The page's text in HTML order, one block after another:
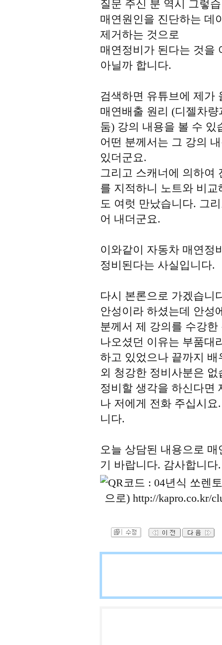
질문 주신 분 역시 그렇
매연원인을 진단하는 데
제거하는 것으로
매연정비가 된다는 것을
아닐까 합니다.
검색하면 유튜브에 제가
매연배출 원리 (디젤차
둠) 강의 내용을 볼 수 있
어떤 분께서는 그 강의
있더군요.
그리고 스캐너에 의하여
를 지적하니 노트와 비
도 여럿 만났습니다. 그
어 내더군요.
이와같이 자동차 매연정
정비된다는 사실입니다.
다시 본론으로 가겠습니
안성이라 하셨는데 안성
분께서 제 강의를 수강
나오셨던 이유는 부품대
하고 있었으나 끝까지
외 청강한 정비사분은
정비할 생각을 하신다면
나 저에게 전화 주십시
니다.
오늘 상담된 내용으로
기 바랍니다. 감사합니다.